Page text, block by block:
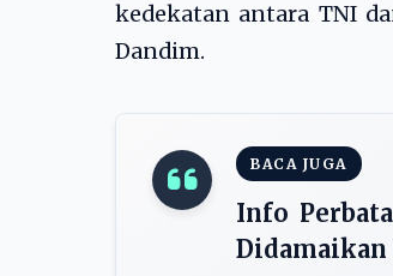
kedekatan antara TNI
Dandim.
BACA JUGA
Info
Didamaikan